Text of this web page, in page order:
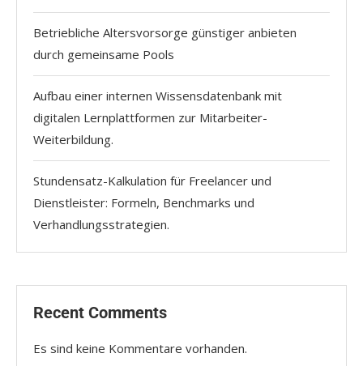
Betriebliche Altersvorsorge günstiger anbieten
durch gemeinsame Pools
Aufbau einer internen Wissensdatenbank mit
digitalen Lernplattformen zur Mitarbeiter-
Weiterbildung.
Stundensatz-Kalkulation für Freelancer und
Dienstleister: Formeln, Benchmarks und
Verhandlungsstrategien.
Recent Comments
Es sind keine Kommentare vorhanden.